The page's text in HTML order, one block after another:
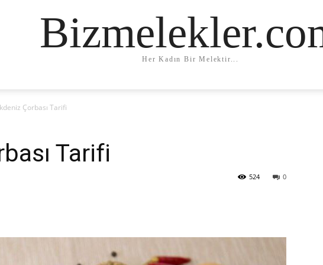
Her Kadın Bir Melektir...
Çorbası Tarifi
Tarifi
0
524